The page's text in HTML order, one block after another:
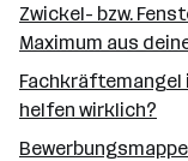
Zwickel- bzw.
Maximum aus
Fachkräftemangel
helfen wirklich?